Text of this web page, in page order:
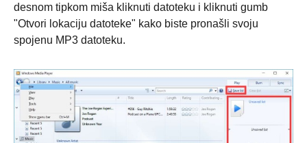
Korak 1.
desnom tipkom miša kliknuti datoteku i kliknuti gumb
"Otvori lokaciju datoteke" kako biste pronašli svoju
spojenu MP3 datoteku.